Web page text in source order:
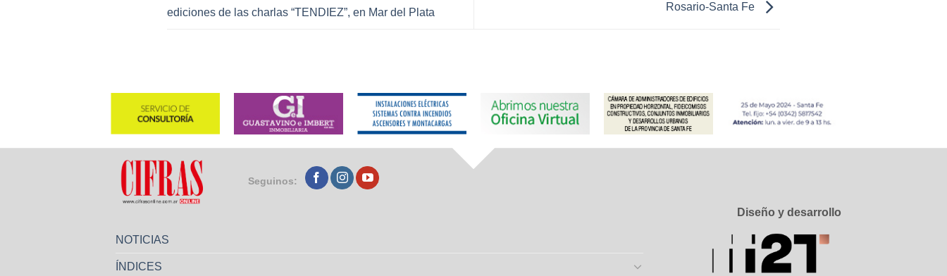
ediciones de las charlas “TENDIEZ”, en Mar del Plata
Rosario-Santa Fe
Seguinos:
NOTICIAS
ÍNDICES
Diseño y desarrollo